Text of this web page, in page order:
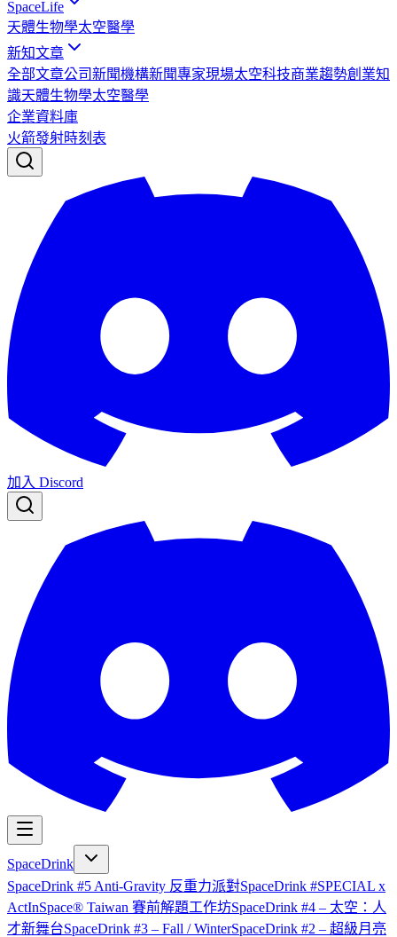
SpaceLife
天體生物學太空醫學
新知文章
全部文章公司新聞機構新聞專家現場太空科技商業趨勢創業知
識天體生物學太空醫學
企業資料庫
火箭發射時刻表
加入 Discord
SpaceDrink
SpaceDrink #5 Anti-Gravity 反重力派對SpaceDrink #SPECIAL x
ActInSpace® Taiwan 賽前解題工作坊SpaceDrink #4 – 太空：人
才新舞台SpaceDrink #3 – Fall / WinterSpaceDrink #2 – 超級月亮